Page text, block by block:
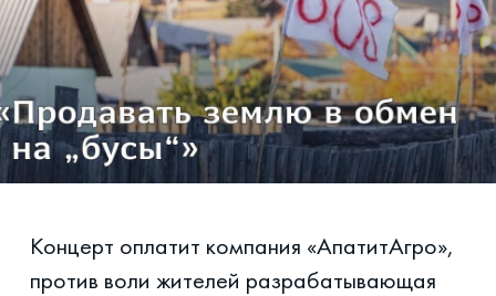
Концерт оплатит компания «АпатитАгро»,
против воли жителей разрабатывающая